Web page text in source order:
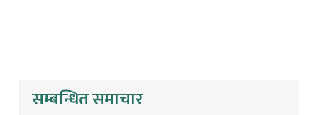
सम्बन्धित समाचार